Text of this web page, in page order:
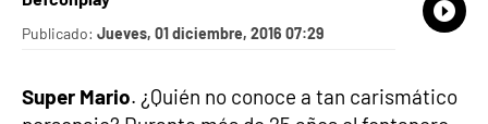
Publicado: Jueves, 01 diciembre, 2016 07:29
Super Mario. ¿Quién no conoce a tan carismático